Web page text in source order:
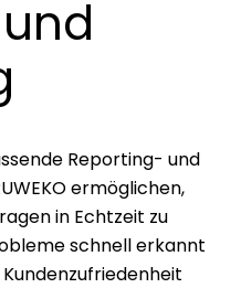
Reporting- und
ermöglichen,
in Echtzeit zu
schnell erkannt